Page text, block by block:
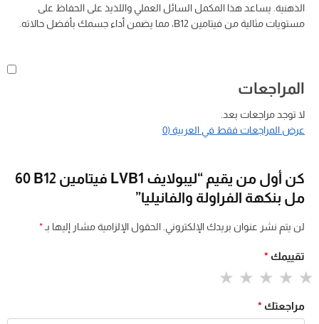
الذهنية. يساعد هذا المكمل السائل العملي واللذيذ على الحفاظ على
مستويات مثالية من فيتامين B12، مما يضمن أداء جسمك بأفضل حالاته.
المراجعات
لا توجد مراجعات بعد.
عرض المراجعات فقط في العربية (0
كن أول من يقيم “ليبولايف LVB1 فيتامين B12 ‏60
مل بنكهة الفراولة والفانيليا”
لن يتم نشر عنوان بريدك الإلكتروني. الحقول الإلزامية مشار إليها بـ *
تقييمك *
مراجعتك *